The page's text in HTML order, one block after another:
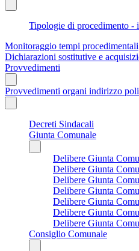
Tipologie di procedimento -
Monitoraggio tempi procedimentali
Dichiarazioni sostitutive e
Provvedimenti
Provvedimenti organi indirizzo
Decreti Sindacali
Giunta Comunale
Delibere Giunta
Delibere Giunta
Delibere Giunta
Delibere Giunta
Delibere Giunta
Delibere Giunta
Delibere Giunta
Consiglio Comunale